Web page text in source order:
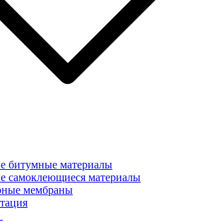
битумные материалы
самоклеющиеся материалы
мембраны